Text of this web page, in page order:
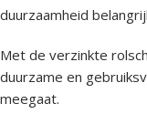
duurzaamheid
Met de verzinkte
duurzame en
meegaat.